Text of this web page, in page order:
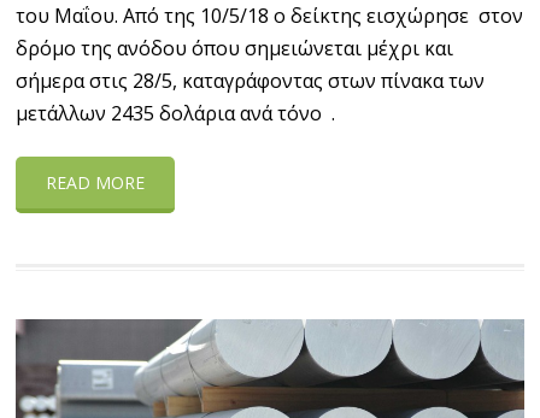
του Μαΐου. Από της 10/5/18 ο δείκτης εισχώρησε στον
δρόμο της ανόδου όπου σημειώνεται μέχρι και
σήμερα στις 28/5, καταγράφοντας στων πίνακα των
μετάλλων 2435 δολάρια ανά τόνο .
READ MORE